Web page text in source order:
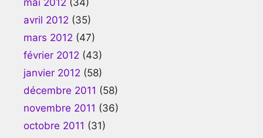
avril 2012 (35)
mars 2012 (47)
février 2012 (43)
janvier 2012 (58)
décembre 2011 (58)
novembre 2011 (36)
octobre 2011 (31)